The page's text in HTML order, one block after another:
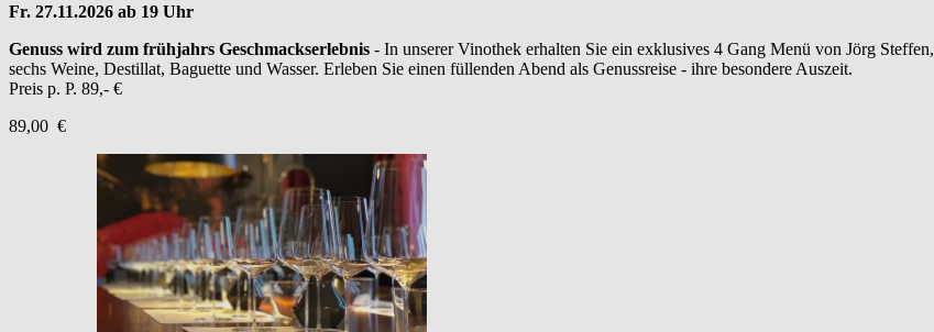
Fr. 27.11.2026 ab 19 Uhr
Genuss wird zum frühjahrs Geschmackserlebnis - In unserer Vinothek erhalten Sie ein exklusives 4 Gang Menü von Jörg
sechs Weine, Destillat, Baguette und Wasser. Erleben Sie einen füllenden Abend als Genussreise - ihre besondere Auszeit.
Preis p. P. 89,- €
89,00 €